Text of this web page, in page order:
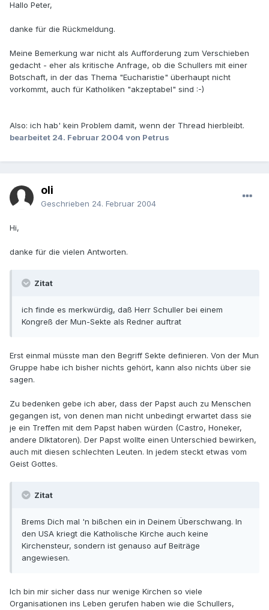
Hallo Peter,
danke für die Rückmeldung.
Meine Bemerkung war nicht als Aufforderung zum Verschieben
gedacht - eher als kritische Anfrage, ob die Schullers mit einer
Botschaft, in der das Thema "Eucharistie" überhaupt nicht
vorkommt, auch für Katholiken "akzeptabel" sind :-)
Also: ich hab' kein Problem damit, wenn der Thread hierbleibt.
bearbeitet 24. Februar 2004 von Petrus
oli
Geschrieben 24. Februar 2004
Hi,
danke für die vielen Antworten.
Zitat
ich finde es merkwürdig, daß Herr Schuller bei einem
Kongreß der Mun-Sekte als Redner auftrat
Erst einmal müsste man den Begriff Sekte definieren. Von der Mun
Gruppe habe ich bisher nichts gehört, kann also nichts über sie
sagen.
Zu bedenken gebe ich aber, dass der Papst auch zu Menschen
gegangen ist, von denen man nicht unbedingt erwartet dass sie
je ein Treffen mit dem Papst haben würden (Castro, Honeker,
andere DIktatoren). Der Papst wollte einen Unterschied bewirken,
auch mit diesen schlechten Leuten. In jedem steckt etwas vom
Geist Gottes.
Zitat
Brems Dich mal 'n bißchen ein in Deinem Überschwang. In
den USA kriegt die Katholische Kirche auch keine
Kirchensteur, sondern ist genauso auf Beiträge
angewiesen.
Ich bin mir sicher dass nur wenige Kirchen so viele
Organisationen ins Leben gerufen haben wie die Schullers,